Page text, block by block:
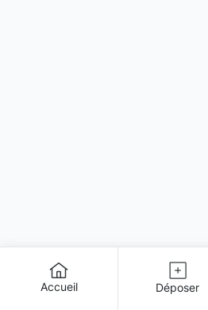
Accueil Déposer